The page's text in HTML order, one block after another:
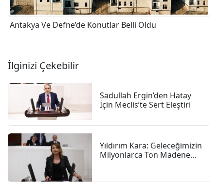
Antakya Ve Defne’de Konutlar Belli Oldu
İlginizi Çekebilir
Sadullah Ergin’den Hatay
İçin Meclis’te Sert Eleştiri
Yıldırım Kara: Geleceğimizin
Milyonlarca Ton Madene